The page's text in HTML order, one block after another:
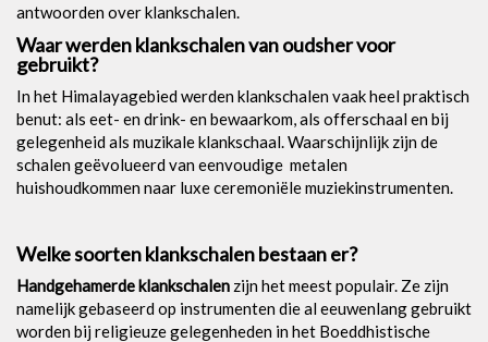
antwoorden over klankschalen.
Waar werden klankschalen van oudsher voor
gebruikt?
In het Himalayagebied werden klankschalen vaak heel praktisch
benut: als eet- en drink- en bewaarkom, als offerschaal en bij
gelegenheid als muzikale klankschaal. Waarschijnlijk zijn de
schalen geëvolueerd van eenvoudige metalen
huishoudkommen naar luxe ceremoniële muziekinstrumenten.
Welke soorten klankschalen bestaan er?
Handgehamerde klankschalen zijn het meest populair. Ze zijn
namelijk gebaseerd op instrumenten die al eeuwenlang gebruikt
worden bij religieuze gelegenheden in het Boeddhistische